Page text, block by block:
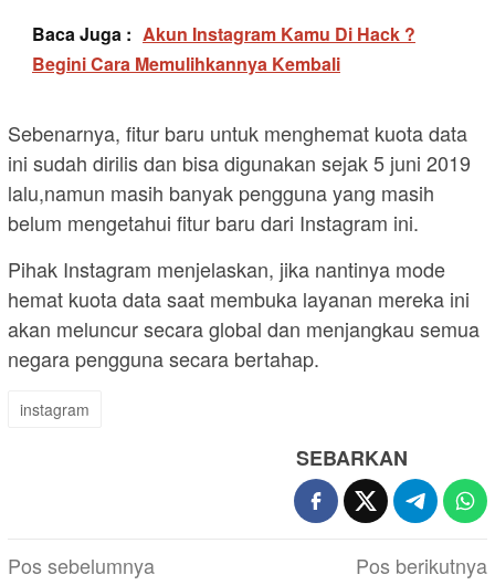
Baca Juga : Akun Instagram Kamu Di Hack ?
Begini Cara Memulihkannya Kembali
Sebenarnya, fitur baru untuk menghemat kuota data
ini sudah dirilis dan bisa digunakan sejak 5 juni 2019
lalu,namun masih banyak pengguna yang masih
belum mengetahui fitur baru dari Instagram ini.
Pihak Instagram menjelaskan, jika nantinya mode
hemat kuota data saat membuka layanan mereka ini
akan meluncur secara global dan menjangkau semua
negara pengguna secara bertahap.
instagram
SEBARKAN
Navigasi
Pos sebelumnya
Pos berikutnya